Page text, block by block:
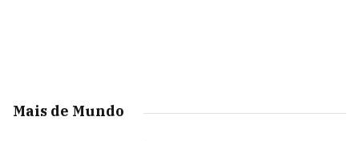
Mais de Mundo